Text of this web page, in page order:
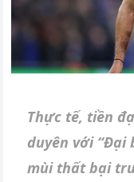
Thực tế, tiền
duyên với “Đại
mùi thất bại